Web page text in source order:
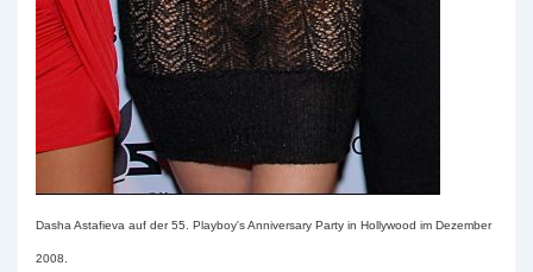
Dasha Astafieva auf der 55. Playboy's Anniversary Party in Hollywood im Dezember
2008.